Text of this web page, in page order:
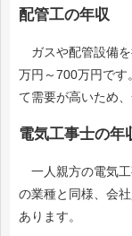
配管工の年収
ガスや配管設備を
万円～700万円です
て需要が高いため
電気工事士の年
一人親方の電気
の業種と同様、会
あります。